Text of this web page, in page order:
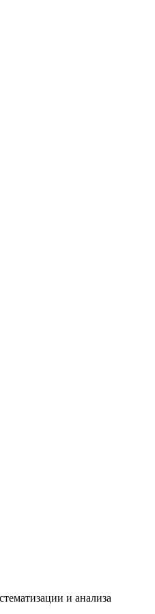
и анализа